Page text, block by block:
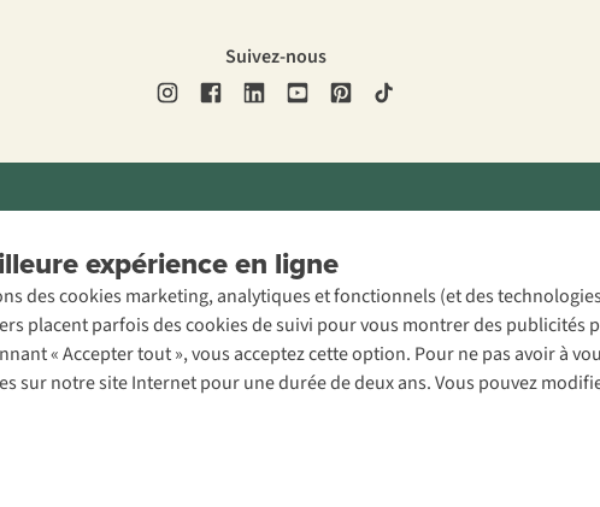
expérience en ligne
des cookies marketing, analytiques et fonctionnels (et des
placent parfois des cookies de suivi pour vous montrer des publicités
« Accepter tout », vous acceptez cette option. Pour ne pas avoir à
sur notre site Internet pour une durée de deux ans. Vous pouvez
Suivez-nous